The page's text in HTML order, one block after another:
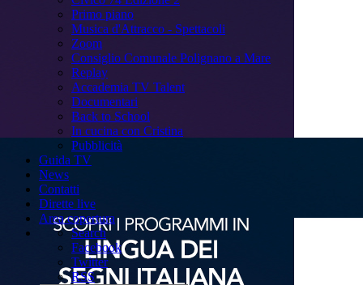
Primo piano
Musica d'Attracco - Spettacoli
Zoom
Consiglio Comunale Polignano a Mare
Replay
Accademia TV Talent
Documentari
Back to School
In cucina con Cristina
Pubblicità
Guida TV
News
Contatti
Dirette live
Area copertura
Search
Facebook
Twitter
RSS